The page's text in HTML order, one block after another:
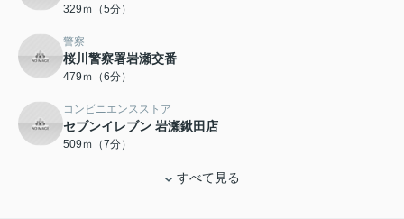
329ｍ（5分）
警察
桜川警察署岩瀬交番
479ｍ（6分）
コンビニエンスストア
セブンイレブン 岩瀬鍬田店
509ｍ（7分）
すべて見る